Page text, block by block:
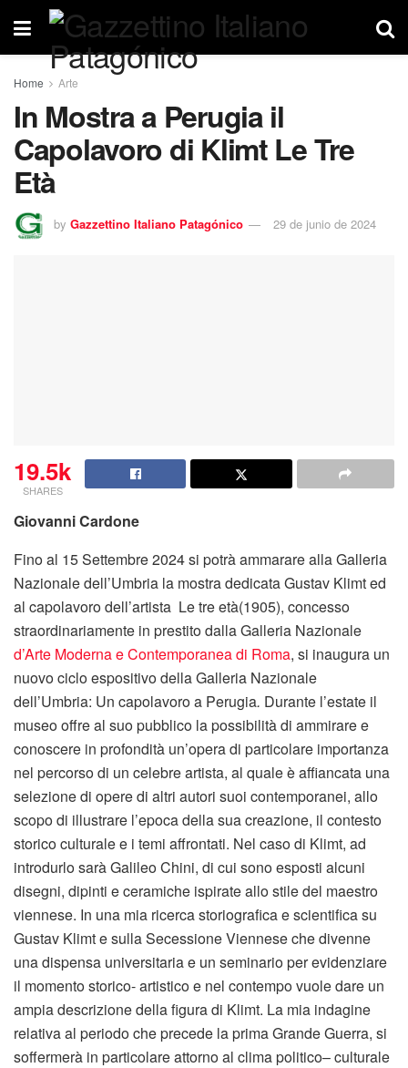
Home Arte
In Mostra a Perugia il
Capolavoro di Klimt Le Tre
Età
by Gazzettino Italiano Patagónico 29 de junio de 2024
19.5k
SHARES
Giovanni Cardone
Fino al 15 Settembre 2024 si potrà ammarare alla Galleria
Nazionale dell’Umbria la mostra dedicata Gustav Klimt ed
al capolavoro dell’artista Le tre età(1905), concesso
straordinariamente in prestito dalla Galleria Nazionale
d’Arte Moderna e Contemporanea di Roma, si inaugura un
nuovo ciclo espositivo della Galleria Nazionale
dell’Umbria: Un capolavoro a Perugia. Durante l’estate il
museo offre al suo pubblico la possibilità di ammirare e
conoscere in profondità un’opera di particolare importanza
nel percorso di un celebre artista, al quale è affiancata una
selezione di opere di altri autori suoi contemporanei, allo
scopo di illustrare l’epoca della sua creazione, il contesto
storico culturale e i temi affrontati. Nel caso di Klimt, ad
introdurlo sarà Galileo Chini, di cui sono esposti alcuni
disegni, dipinti e ceramiche ispirate allo stile del maestro
viennese. In una mia ricerca storiografica e scientifica su
Gustav Klimt e sulla Secessione Viennese che divenne
una dispensa universitaria e un seminario per evidenziare
il momento storico- artistico e nel contempo vuole dare un
ampia descrizione della figura di Klimt. La mia indagine
relativa al periodo che precede la prima Grande Guerra, si
soffermerà in particolare attorno al clima politico– culturale